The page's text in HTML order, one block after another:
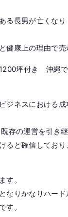
る長男が亡くな
健康上の理由で売
坪付き 沖縄で
ジネスにおける
存の運営を引き
ると確信しており
す。
なりかなりハー
す。